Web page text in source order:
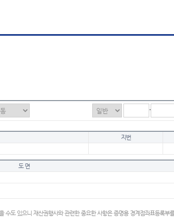
-
지번
도 면
수도 있으니 재산권행사와 관련한 중요한 사항은 증명용 경계점좌표등록부